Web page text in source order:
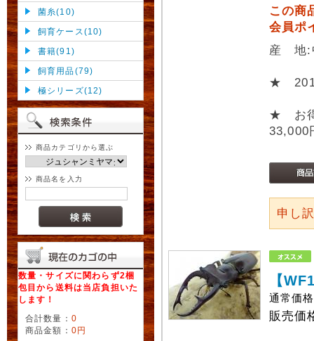
菌糸(10)
飼育ケース(10)
書籍(91)
飼育用品(79)
極シリーズ(12)
商品カテゴリから選ぶ
商品名を入力
数量・サイズに関わらず2梱
包目から送料は当店負担いた
します！
合計数量： 0
商品金額： 0円
この商
会員ポ
産 地:
★
★ お
申し
【
通常価
販売価